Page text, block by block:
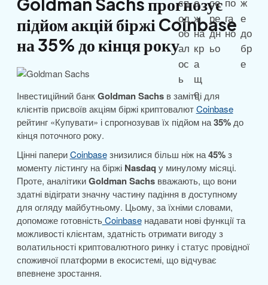
підйом акцій біржі Coinbase
на 35% до кінця року
Інвестиційний банкGoldman Sachsв замітці для
клієнтів присвоїв акціям біржі криптовалютCoinbase
рейтинг «Купувати» і спрогнозував їх підйом на35%до
кінця поточного року.
Цінні папериCoinbaseзнизилися більш ніж на45%з
моменту лістингу на біржі Nasdaqу минулому місяці.
Проте, аналітикиGoldman Sachsвважають, що вони
здатні відіграти значну частину падіння в доступному
для огляду майбутньому. Цьому, за їхніми словами,
допоможе готовністьCoinbaseнадавати нові функції та
можливості клієнтам, здатність отримати вигоду з
волатильності криптовалютного ринку і статус провідної
споживчої платформи в екосистемі, що відчуває
впевнене зростання.